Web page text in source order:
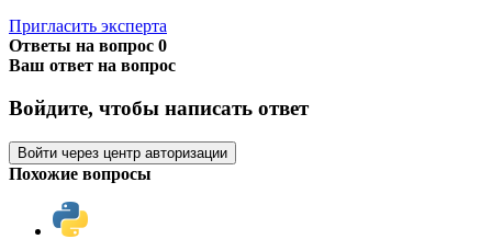
Пригласить эксперта
Ответы на вопрос 0
Ваш ответ на вопрос
Войдите, чтобы написать ответ
Войти через центр авторизации
Похожие вопросы